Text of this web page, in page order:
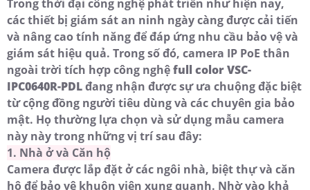
Trong thời đại công nghệ phát triển như hiện nay,
các thiết bị giám sát an ninh ngày càng được cải tiến
và nâng cao tính năng để đáp ứng nhu cầu bảo vệ và
giám sát hiệu quả. Trong số đó, camera IP PoE thân
ngoài trời tích hợp công nghệfull color VSC-
IPC0640R-PDLđang nhận được sự ưa chuộng đặc biệt
từ cộng đồng người tiêu dùng và các chuyên gia bảo
mật. Họ thường lựa chọn và sử dụng mẫu camera
này này trong những vị trí sau đây:
1. Nhà ở và Căn hộ
Camera được lắp đặt ở các ngôi nhà, biệt thự và căn
hộ để bảo vệ khuôn viên xung quanh. Nhờ vào khả